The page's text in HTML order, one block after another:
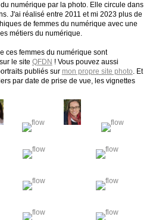
numérique par la photo. Elle circule dans
J'ai réalisé entre 2011 et mi 2023 plus de
de femmes du numérique avec une
métiers du numérique.
ces femmes du numérique sont
le site QFDN ! Vous pouvez aussi
publiés sur mon propre site photo . Et
par date de prise de vue, les vignettes